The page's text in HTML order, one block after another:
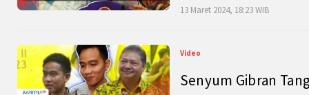
13 Maret 2024, 18:23 WIB
Video
Senyum Gibran